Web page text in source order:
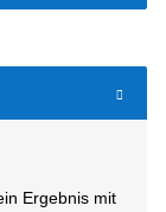
Ergebnis mit